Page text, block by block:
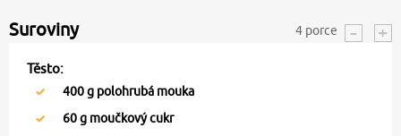
Suroviny 4 porce
Těsto:
400g polohrubá mouka
60g moučkový cukr